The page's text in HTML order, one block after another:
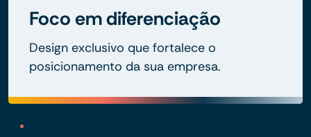
Foco em diferenciação
Design exclusivo que fortalece o
posicionamento da sua empresa.